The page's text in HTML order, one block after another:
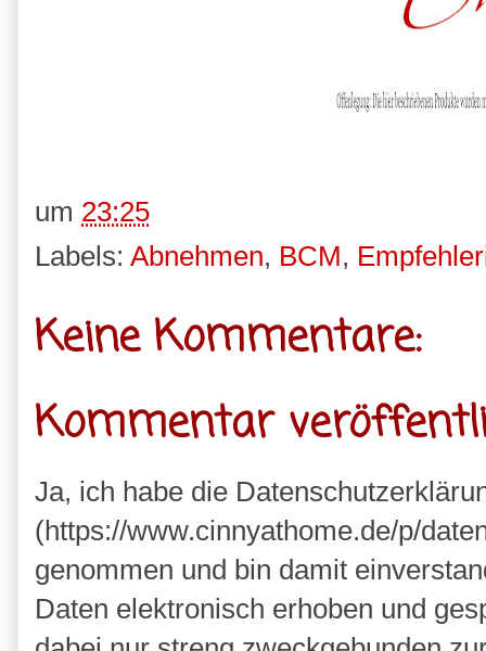
um 23:25
Labels: Abnehmen, BCM,
Keine Kommentare:
Kommentar
Ja, ich habe die
(https://www.cinnyathome.de/p/
genommen und bin damit
Daten elektronisch erhoben und